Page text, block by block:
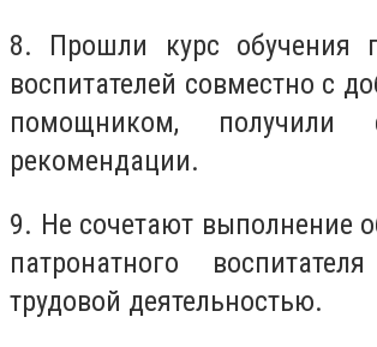
8. Прошли курс обучения
воспитателей совместно с
помощником, получили
рекомендации.
9. Не сочетают выполнение
патронатного
трудовой деятельностью.